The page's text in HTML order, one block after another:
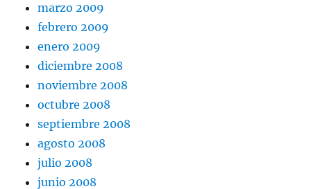
marzo 2009
febrero 2009
enero 2009
diciembre 2008
noviembre 2008
octubre 2008
septiembre 2008
agosto 2008
julio 2008
junio 2008